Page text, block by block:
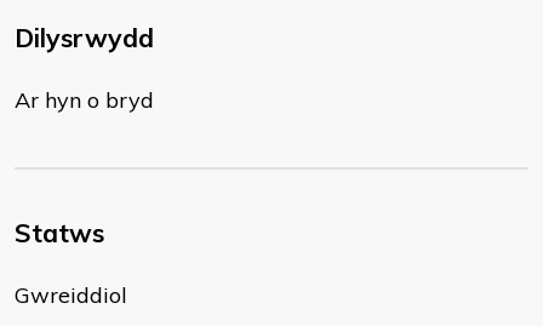
Dilysrwydd
Ar hyn o bryd
Statws
Gwreiddiol